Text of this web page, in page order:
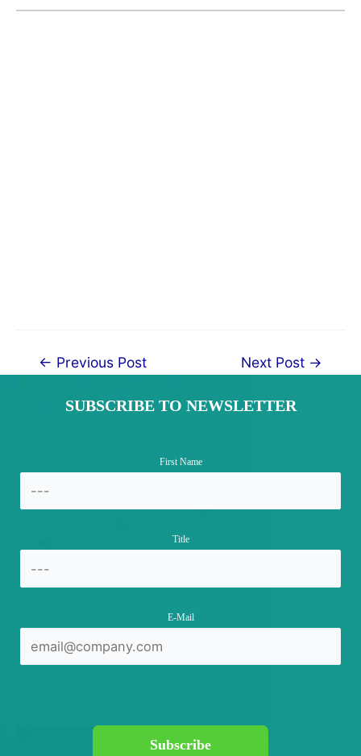
Post← Previous Post Next Post →
SUBSCRIBE TO NEWSLETTER
First Name
Title
E-Mail
Subscribe